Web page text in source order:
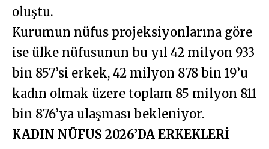
oluştu.
Kurumun nüfus projeksiyonlarına göre
ise ülke nüfusunun bu yıl 42 milyon 933
bin 857’si erkek, 42 milyon 878 bin 19’u
kadın olmak üzere toplam 85 milyon 811
bin 876’ya ulaşması bekleniyor.
KADIN NÜFUS 2026’DA ERKEKLERİ